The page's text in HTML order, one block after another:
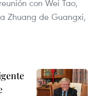
con Wei Tao,
Zhuang de Guangxi,